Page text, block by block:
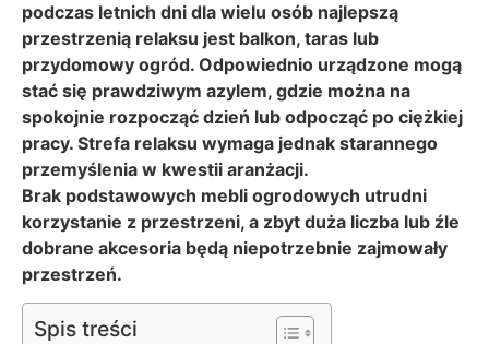
podczas letnich dni dla wielu osób najlepszą
przestrzenią relaksu jest balkon, taras lub
przydomowy ogród. Odpowiednio urządzone mogą
stać się prawdziwym azylem, gdzie można na
spokojnie rozpocząć dzień lub odpocząć po ciężkiej
pracy. Strefa relaksu wymaga jednak starannego
przemyślenia w kwestii aranżacji.
Brak podstawowych mebli ogrodowych utrudni
korzystanie z przestrzeni, a zbyt duża liczba lub źle
dobrane akcesoria będą niepotrzebnie zajmowały
przestrzeń.
Spis treści